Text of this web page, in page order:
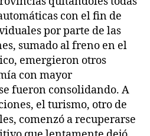
con el fin de
por parte de las
sumado al freno en el
emergieron otros
con mayor
fueron consolidando. A
el turismo, otro de
comenzó a recuperarse